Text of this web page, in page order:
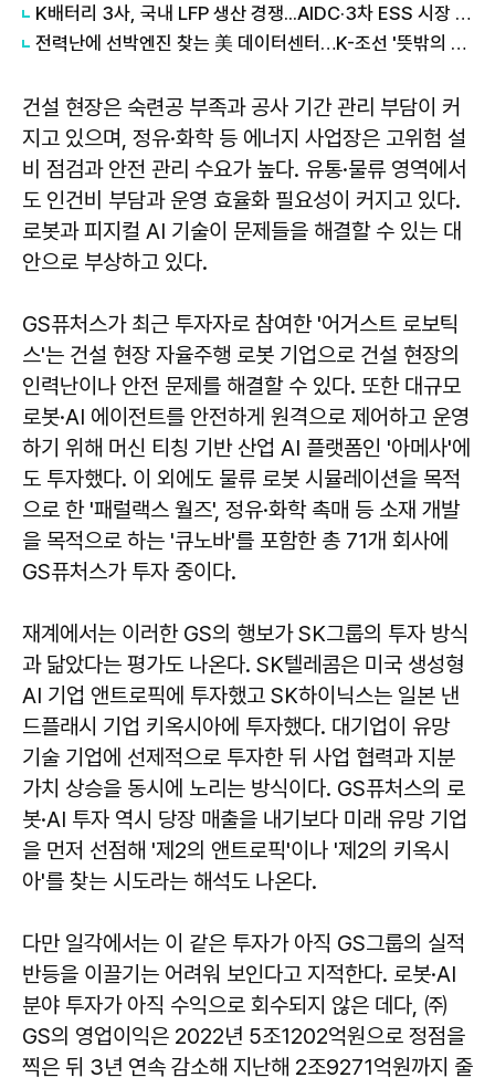
K배터리 3사, 국내 LFP 생산 경쟁...AIDC·3차 ESS 시장 정조준
전력난에 선박엔진 찾는 美 데이터센터…K-조선 '뜻밖의 호재'
건설 현장은 숙련공 부족과 공사 기간 관리 부담이 커
지고 있으며, 정유·화학 등 에너지 사업장은 고위험 설
비 점검과 안전 관리 수요가 높다. 유통·물류 영역에서
도 인건비 부담과 운영 효율화 필요성이 커지고 있다.
로봇과 피지컬 AI 기술이 문제들을 해결할 수 있는 대
안으로 부상하고 있다.
GS퓨처스가 최근 투자자로 참여한 '어거스트 로보틱
스'는 건설 현장 자율주행 로봇 기업으로 건설 현장의
인력난이나 안전 문제를 해결할 수 있다. 또한 대규모
로봇·AI 에이전트를 안전하게 원격으로 제어하고 운영
하기 위해 머신 티칭 기반 산업 AI 플랫폼인 '아메사'에
도 투자했다. 이 외에도 물류 로봇 시뮬레이션을 목적
으로 한 '패럴랙스 월즈', 정유·화학 촉매 등 소재 개발
을 목적으로 하는 '큐노바'를 포함한 총 71개 회사에
GS퓨처스가 투자 중이다.
재계에서는 이러한 GS의 행보가 SK그룹의 투자 방식
과 닮았다는 평가도 나온다. SK텔레콤은 미국 생성형
AI 기업 앤트로픽에 투자했고 SK하이닉스는 일본 낸
드플래시 기업 키옥시아에 투자했다. 대기업이 유망
기술 기업에 선제적으로 투자한 뒤 사업 협력과 지분
가치 상승을 동시에 노리는 방식이다. GS퓨처스의 로
봇·AI 투자 역시 당장 매출을 내기보다 미래 유망 기업
을 먼저 선점해 '제2의 앤트로픽'이나 '제2의 키옥시
아'를 찾는 시도라는 해석도 나온다.
다만 일각에서는 이 같은 투자가 아직 GS그룹의 실적
반등을 이끌기는 어려워 보인다고 지적한다. 로봇·AI
분야 투자가 아직 수익으로 회수되지 않은 데다, ㈜
GS의 영업이익은 2022년 5조1202억원으로 정점을
찍은 뒤 3년 연속 감소해 지난해 2조9271억원까지 줄